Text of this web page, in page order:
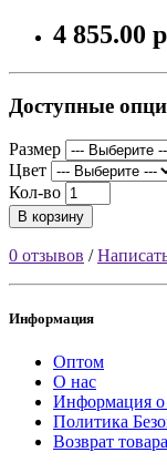
4 855.00
Доступные
Размер
Цвет
Кол-во
В корзину
0 отзывов /
Информация
Оптом
О нас
Информация о
Политика
Возврат товара